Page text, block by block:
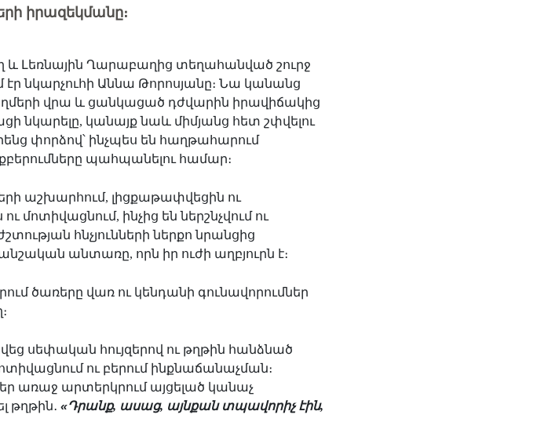
իրազեկմանը։
և Լեռնային Ղարաբաղից տեղահանված շուրջ
նկարչուհի Աննա Թորոսյանը։ Նա կանանց
վրա և ցանկացած դժվարին իրավիճակից
նկարելը, կանայք նաև միմյանց հետ շփվելու
փորձով՝ ինչպես են հաղթահարում
պահպանելու համար։
աշխարհում, լիցքաթափվեցին ու
մոտիվացնում, ինչից են ներշնչվում ու
հնչյունների ներքո նրանցից
անտառը, որն իր ուժի աղբյուրն է։
ծառերը վառ ու կենդանի գունավորումներ
սեփական հույզերով ու թղթին հանձնած
ու բերում ինքնաճանաչման։
առաջ արտերկրում այցելած կանաչ
թղթին․«Դրանք, ասաց, այնքան տպավորիչ էին,